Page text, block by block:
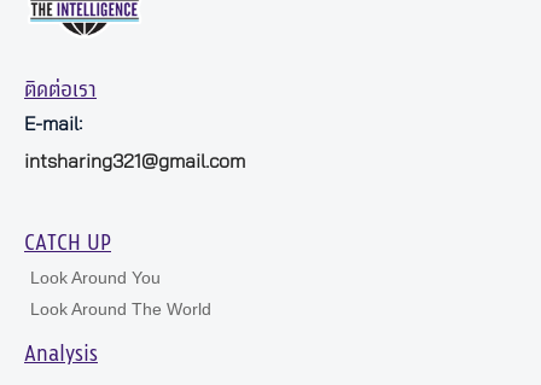
ติดต่อเรา
E-mail:
intsharing321@gmail.com
CATCH UP
Look Around You
Look Around The World
Analysis